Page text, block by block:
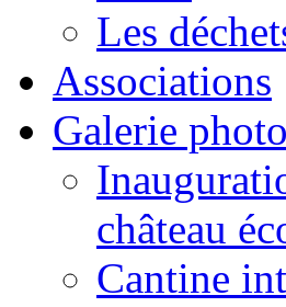
Les
Associations
Galerie
château
Cantine